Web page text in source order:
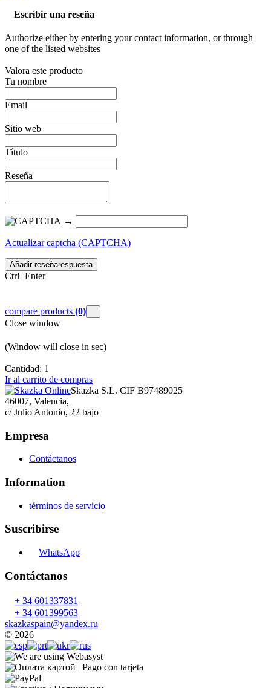
Escribir una reseña
Authorize either by entering your contact information, or through
one of the listed websites
Valora este producto
Tu nombre
Email
Sitio web
Título
Reseña
→
Actualizar captcha (CAPTCHA)
Añadir reseñarespuesta
Ctrl+Enter
compare products (0)
Close window
(Window will close in sec)
Cantidad: 1
Ir al carrito de compras
Skazka S.L. CIF B97489025
46007, Valencia,
c/ Julio Antonio, 22 bajo
Empresa
Contáctanos
Information
términos de servicio
Suscribirse
WhatsApp
Contáctanos
+ 34 601337831
+ 34 601399563
skazkaspain@yandex.ru
© 2026